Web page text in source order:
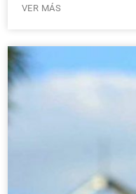
VER MÁS